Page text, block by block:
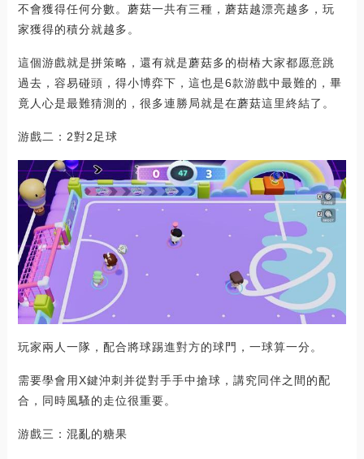
不會獲得任何分數。蘑菇一共有三種，蘑菇越漂亮越多，玩
家獲得的積分就越多。
這個游戲就是拼策略，還有就是蘑菇多的樹樁大家都愿意跳
過去，容易碰頭，得小博弈下，這也是6款游戲中最難的，畢
竟人心是最難猜測的，很多連勝局就是在蘑菇這里終結了。
游戲二：2對2足球
玩家兩人一隊，配合將球踢進對方的球門，一球算一分。
需要學會用X鍵沖刺并從對手手中搶球，講究同伴之間的配
合，同時風騷的走位很重要。
游戲三：混亂的糖果